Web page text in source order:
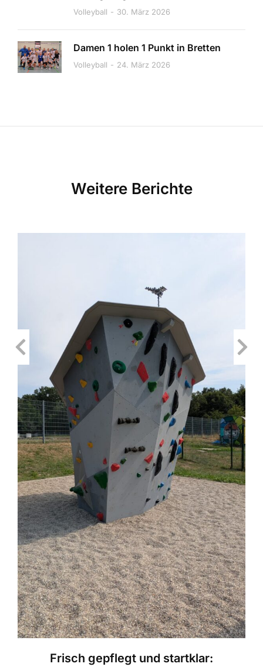
Volleyball 30. März 2026
Damen 1 holen 1 Punkt in Bretten
Volleyball 24. März 2026
Weitere Berichte
Frisch gepflegt und startklar: